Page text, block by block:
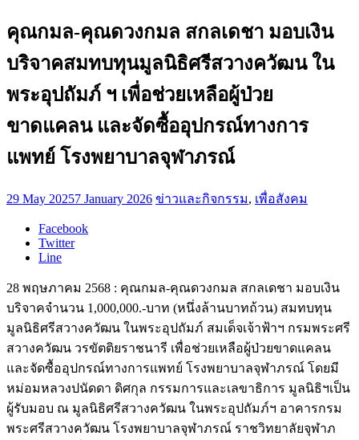
คุณกมล-คุณดวงกมล สกลเดชา มอบเงิน
บริจาคสมทบทุนมูลนิธิศรีสวางควัฒน ใน
พระอุปถัมภ์ ฯ เพื่อช่วยเหลือผู้ป่วย
ขาดแคลน และจัดซื้ออุปกรณ์ทางการ
แพทย์ โรงพยาบาลจุฬาภรณ์
29 May 20257 January 2026 ข่าวและกิจกรรม, เพื่อสังคม
Facebook
Twitter
Line
28 พฤษภาคม 2568 : คุณกมล-คุณดวงกมล สกลเดชา มอบเงิน
บริจาคจำนวน 1,000,000.-บาท (หนึ่งล้านบาทถ้วน) สมทบทุน
มูลนิธิศรีสวางควัฒน ในพระอุปถัมภ์ สมเด็จเจ้าฟ้าฯ กรมพระศรี
สวางควัฒน วรขัตติยราชนารี เพื่อช่วยเหลือผู้ป่วยขาดแคลน
และจัดซื้ออุปกรณ์ทางการแพทย์ โรงพยาบาลจุฬาภรณ์ โดยมี
หม่อมหลวงปนัดดา ดิศกุล กรรมการและเลขาธิการ มูลนิธิฯเป็น
ผู้รับมอบ ณ มูลนิธิศรีสวางควัฒน ในพระอุปถัมภ์ฯ อาคารกรม
พระศรีสวางควัฒน โรงพยาบาลจุฬาภรณ์ ราชวิทยาลัยจุฬาภ